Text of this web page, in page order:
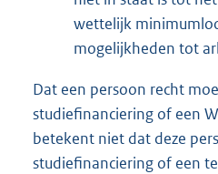
wettelijk
mogelijkheden tot
Dat een persoon recht
studiefinanciering of een
betekent niet dat deze
studiefinanciering of een